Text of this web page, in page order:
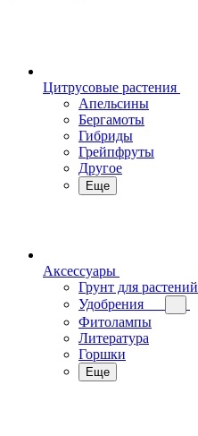
Цитрусовые растения
Апельсины
Бергамоты
Гибриды
Грейпфруты
Другое
Еще
Аксессуары
Грунт для растений
Удобрения
Фитолампы
Литература
Горшки
Еще